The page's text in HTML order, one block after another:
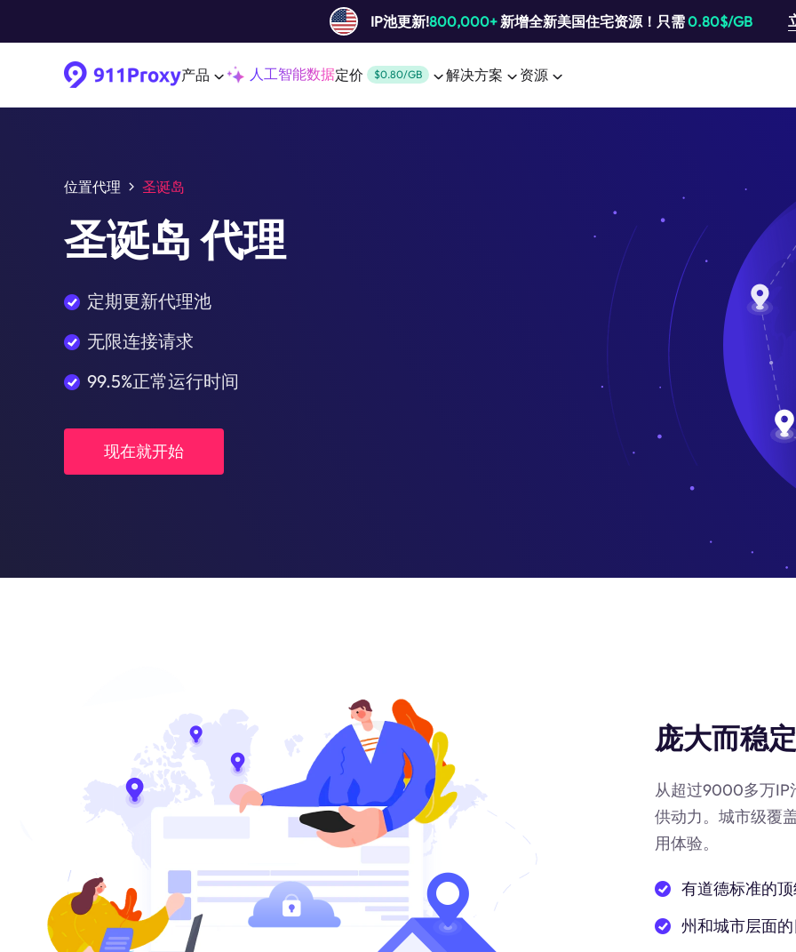
IP池更新!800,000+新增全新美国住宅资源！只需0.80$/GB
产品 人工智能数据定价 $0.80/GB 解决方案 资源
位置代理 圣诞岛
圣诞岛 代理
定期更新代理池
无限连接请求
99.5%正常运行时间
现在就开始
庞大而稳
从超过9000多万IP
供动力。城市级覆
用体验。
有道德标准的
州和城市层面